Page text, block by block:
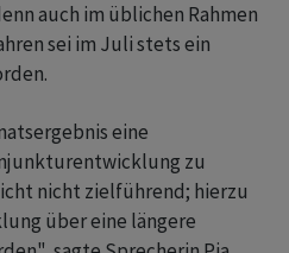
auch im üblichen Rahmen
sei im Juli stets ein
eine
zu
nicht zielführend; hierzu
über eine längere